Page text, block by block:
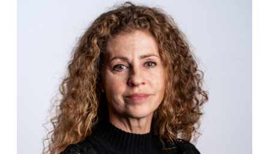
Piet Bevernage (°1968, Belg)
Secretaris-generaal
Lid van het executief comité
Sinds 1995 bij AvH
Opleiding
Master Rechten (1991), KU Leuven, België
LL.M (1992), University of Chicago Law School
Ervaring/Carrière